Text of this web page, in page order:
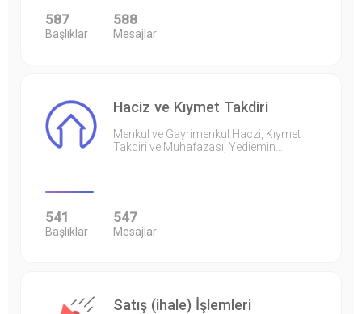
587
Başlıklar
588
Mesajlar
Haciz ve Kıymet Takdiri
Menkul ve Gayrimenkul Haczi, Kıymet
Takdiri ve Muhafazası, Yediemin…
541
Başlıklar
547
Mesajlar
Satış (ihale) İşlemleri